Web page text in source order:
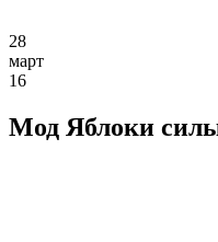
28
март
16
Мод Яблоки